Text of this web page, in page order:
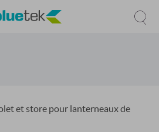
et store pour lanterneaux de